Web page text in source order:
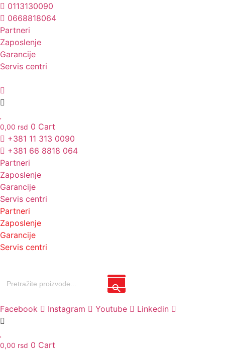
Skočite
na
sadržaj
0113130090
0668818064
Partneri
Zaposlenje
Garancije
Servis centri
0,00 rsd 0 Cart
+381 11 313 0090
+381 66 8818 064
Partneri
Zaposlenje
Garancije
Servis centri
Partneri
Zaposlenje
Garancije
Servis centri
for:
Search Button
Facebook Instagram Youtube Linkedin
0,00 rsd 0 Cart
Unesite ovde tekst naslova